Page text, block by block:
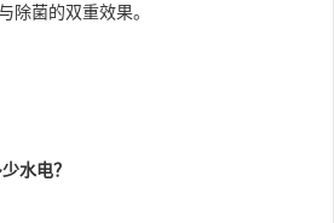
除菌的双重效果。
水电？